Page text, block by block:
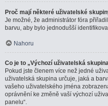
Proč mají některé uživatelské
Je možné, že administrátor fóra
barvu, aby bylo jednodušší
Nahoru
Co je to „Výchozí uživatelská
Pokud jste členem více než jedné
uživatelská skupina určuje, jaká a
vašeho uživatelského jména
oprávnění ke změně vaší výchozí
panelu“.